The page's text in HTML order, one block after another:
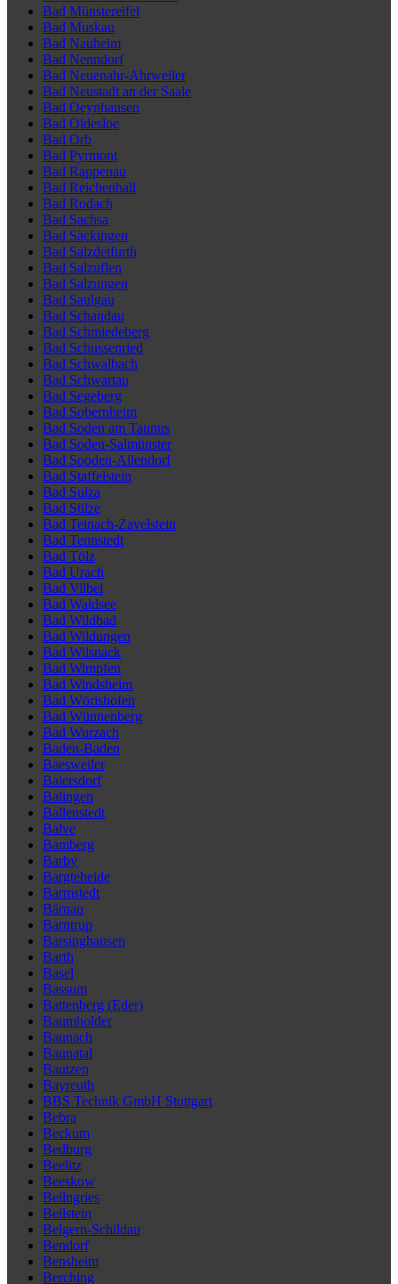
Bad Münstereifel
Bad Muskau
Bad Nauheim
Bad Nenndorf
Bad Neuenahr-Ahrweiler
Bad Neustadt an der Saale
Bad Oeynhausen
Bad Oldesloe
Bad Orb
Bad Pyrmont
Bad Rappenau
Bad Reichenhall
Bad Rodach
Bad Sachsa
Bad Säckingen
Bad Salzdetfurth
Bad Salzuflen
Bad Salzungen
Bad Saulgau
Bad Schandau
Bad Schmiedeberg
Bad Schussenried
Bad Schwalbach
Bad Schwartau
Bad Segeberg
Bad Sobernheim
Bad Soden am Taunus
Bad Soden-Salmünster
Bad Sooden-Allendorf
Bad Staffelstein
Bad Sulza
Bad Sülze
Bad Teinach-Zavelstein
Bad Tennstedt
Bad Tölz
Bad Urach
Bad Vilbel
Bad Waldsee
Bad Wildbad
Bad Wildungen
Bad Wilsnack
Bad Wimpfen
Bad Windsheim
Bad Wörishofen
Bad Wünnenberg
Bad Wurzach
Baden-Baden
Baesweiler
Baiersdorf
Balingen
Ballenstedt
Balve
Bamberg
Barby
Bargteheide
Barmstedt
Bärnau
Barntrup
Barsinghausen
Barth
Basel
Bassum
Battenberg (Eder)
Baumholder
Baunach
Baunatal
Bautzen
Bayreuth
BBS Technik GmbH Stuttgart
Bebra
Beckum
Bedburg
Beelitz
Beeskow
Beilngries
Beilstein
Belgern-Schildau
Bendorf
Bensheim
Berching